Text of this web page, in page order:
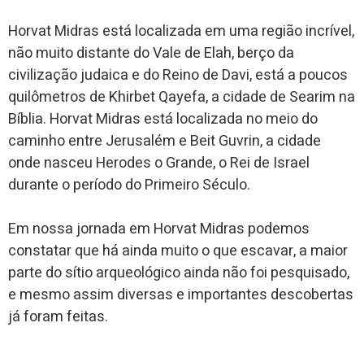
Horvat Midras está localizada em uma região incrível,
não muito distante do Vale de Elah, berço da
civilização judaica e do Reino de Davi, está a poucos
quilômetros de Khirbet Qayefa, a cidade de Searim na
Bíblia. Horvat Midras está localizada no meio do
caminho entre Jerusalém e Beit Guvrin, a cidade
onde nasceu Herodes o Grande, o Rei de Israel
durante o período do Primeiro Século.
Em nossa jornada em Horvat Midras podemos
constatar que há ainda muito o que escavar, a maior
parte do sítio arqueológico ainda não foi pesquisado,
e mesmo assim diversas e importantes descobertas
já foram feitas.